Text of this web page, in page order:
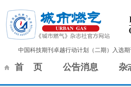
中国科技期刊卓越行动计划（二期）入选
首 页 公告消息 杂